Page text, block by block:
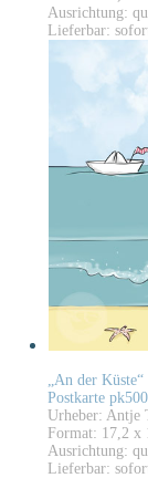
Ausrichtung:
Lieferbar:
„An der Küste“
Postkarte
Urheber: Antje
Format: 17,2 x
Ausrichtung:
Lieferbar: